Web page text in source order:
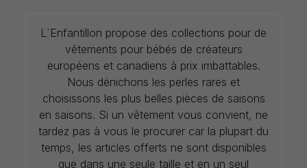
L`Enfantillon propose des collections pour de
vêtements pour bébés de créateurs
européens et canadiens à prix imbattables.
Nous dénichons les perles rares et
choisissons les plus belles pièces de saisons
en saisons. Si un vêtement vous convient, ne
tardez pas à vous le procurer car la plupart du
temps, les articles offerts ne sont disponibles
que dans une seule taille et en un seul